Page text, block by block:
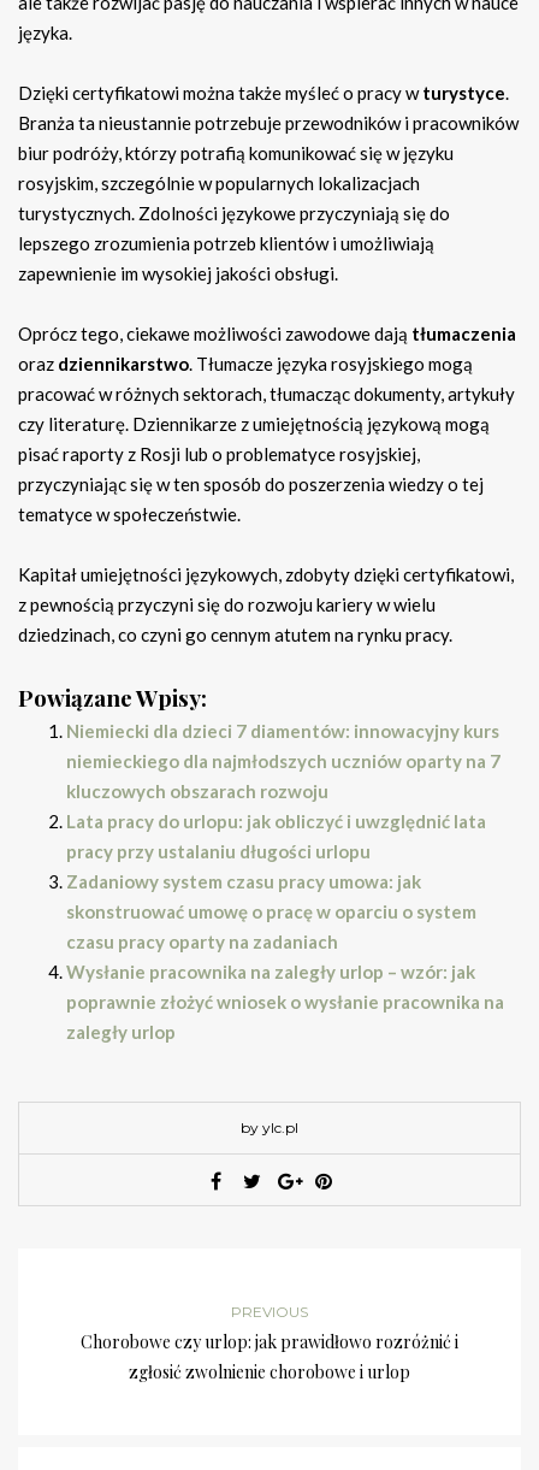
języka.
Dzięki certyfikatowi można także myśleć o pracy wturystyce.
Branża ta nieustannie potrzebuje przewodników i pracowników
biur podróży, którzy potrafią komunikować się w języku
rosyjskim, szczególnie w popularnych lokalizacjach
turystycznych. Zdolności językowe przyczyniają się do
lepszego zrozumienia potrzeb klientów i umożliwiają
zapewnienie im wysokiej jakości obsługi.
Oprócz tego, ciekawe możliwości zawodowe dają tłumaczenia
oraz dziennikarstwo. Tłumacze języka rosyjskiego mogą
pracować w różnych sektorach, tłumacząc dokumenty, artykuły
czy literaturę. Dziennikarze z umiejętnością językową mogą
pisać raporty z Rosji lub o problematyce rosyjskiej,
przyczyniając się w ten sposób do poszerzenia wiedzy o tej
tematyce w społeczeństwie.
Kapitał umiejętności językowych, zdobyty dzięki certyfikatowi,
z pewnością przyczyni się do rozwoju kariery w wielu
dziedzinach, co czyni go cennym atutem na rynku pracy.
Powiązane Wpisy:
Niemiecki dla dzieci 7 diamentów: innowacyjny kurs
niemieckiego dla najmłodszych uczniów oparty na 7
kluczowych obszarach rozwoju
Lata pracy do urlopu: jak obliczyć i uwzględnić lata
pracy przy ustalaniu długości urlopu
Zadaniowy system czasu pracy umowa: jak
skonstruować umowę o pracę w oparciu o system
czasu pracy oparty na zadaniach
Wysłanie pracownika na zaległy urlop – wzór: jak
poprawnie złożyć wniosek o wysłanie pracownika na
zaległy urlop
by ylc.pl
PREVIOUS
Chorobowe czy urlop: jak prawidłowo rozróżnić i
zgłosić zwolnienie chorobowe i urlop